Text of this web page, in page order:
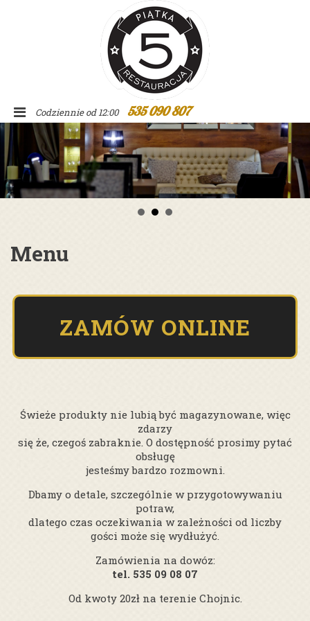
Codziennie od 12:00 535 090 807
Menu
ZAMÓW ONLINE
Świeże produkty nie lubią być magazynowane, więc
zdarzy
się że, czegoś zabraknie. O dostępność prosimy pytać
obsługę
jesteśmy bardzo rozmowni.
Dbamy o detale, szczególnie w przygotowywaniu
potraw,
dlatego czas oczekiwania w zależności od liczby
gości może się wydłużyć.
Zamówienia na dowóz:
tel. 535 09 08 07
Od kwoty 20zł na terenie Chojnic.